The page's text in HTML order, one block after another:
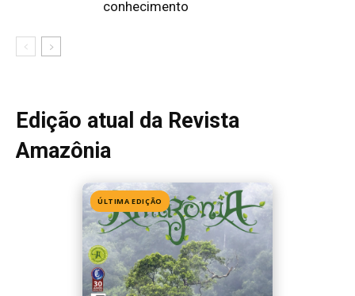
Edição 155· Julho 2026
📖 Ler agora